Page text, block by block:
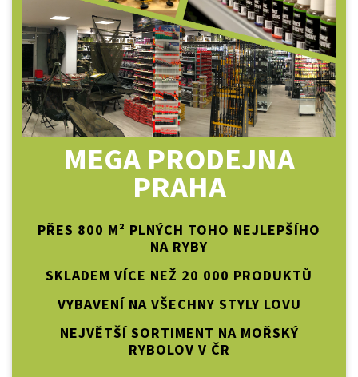
MEGA PRODEJNA
PRAHA
PŘES 800 M² PLNÝCH TOHO NEJLEPŠÍHO
NA RYBY
SKLADEM VÍCE NEŽ 20 000 PRODUKTŮ
VYBAVENÍ NA VŠECHNY STYLY LOVU
NEJVĚTŠÍ SORTIMENT NA MOŘSKÝ
RYBOLOV V ČR